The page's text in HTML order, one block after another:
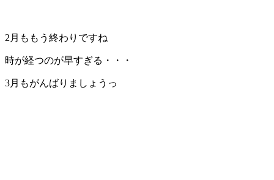
2月ももう終わりですね
時が経つのが早すぎる・・・
3月もがんばりましょうっ